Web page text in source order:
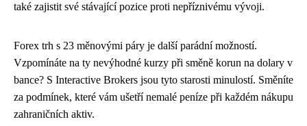
také zajistit své stávající pozice proti nepříznivému vývoji.
Forex trh s 23 měnovými páry je další parádní možností.
Vzpomínáte na ty nevýhodné kurzy při směně korun na dolary v
bance? S Interactive Brokers jsou tyto starosti minulostí. Směníte
za podmínek, které vám ušetří nemalé peníze při každém nákupu
zahraničních aktiv.